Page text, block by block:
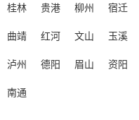
桂林 贵港 柳州 宿迁
曲靖 红河 文山 玉溪
泸州 德阳 眉山 资阳
南通